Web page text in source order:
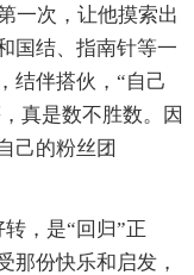
一次，让他摸索出
国结、指南针等一
结伴搭伙，“自己
真是数不胜数。因
己的粉丝团
，是“回归”正
那份快乐和启发，